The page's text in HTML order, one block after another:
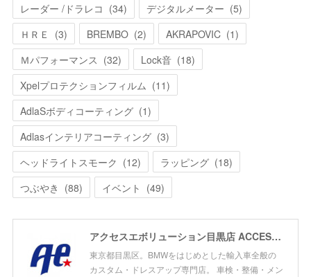
レーダー /ドラレコ (34) デジタルメーター (5)
ＨＲＥ
(3) BREMBO (2) AKRAPOVIC (1)
Ｍパフォーマンス (32) Lock音 (18)
Xpelプロテクションフィルム (11)
AdlaSボディコーティング (1)
Adlasインテリアコーティング (3)
ヘッドライトスモーク (12) ラッピング (18)
つぶやき (88) イベント (49)
アクセスエボリューション目黒店 ACCESS EVOLUTION MEGURO
東京都目黒区。BMWをはじめとした輸入車全般の
カスタム・ドレスアップ専門店。 車検・整備・メン